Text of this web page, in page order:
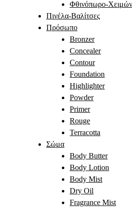
Φθινόπωρο-
Πινέλα-Βαλίτσες
Πρόσωπο
Bronzer
Concealer
Contour
Foundation
Highlighter
Powder
Primer
Rouge
Terracotta
Σώμα
Body Butter
Body Lotion
Body Mist
Dry Oil
Fragrance Mist